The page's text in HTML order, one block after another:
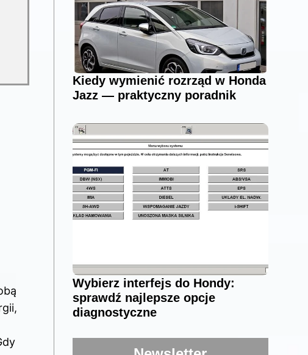
Kiedy wymienić rozrząd w Honda
Jazz — praktyczny poradnik
Wybierz interfejs do Hondy:
sprawdź najlepsze opcje
diagnostyczne